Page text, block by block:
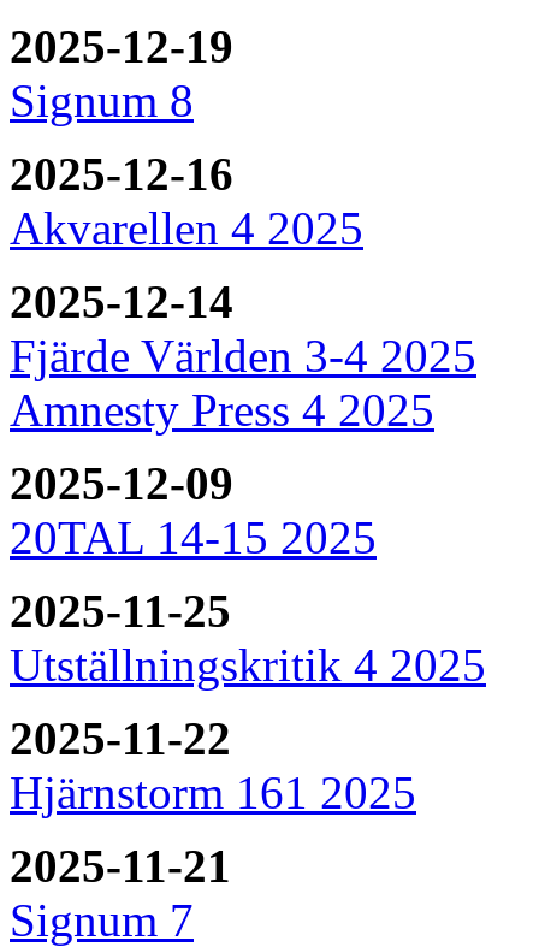
2025-12-19
Signum 8
2025-12-16
Akvarellen 4 2025
2025-12-14
Fjärde Världen 3-4 2025
Amnesty Press 4 2025
2025-12-09
20TAL 14-15 2025
2025-11-25
Utställningskritik 4 2025
2025-11-22
Hjärnstorm 161 2025
2025-11-21
Signum 7